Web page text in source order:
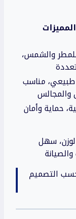
المميزات
والشمس،
مناسب
والمجالس
حماية وأمان
سهل
التصميم